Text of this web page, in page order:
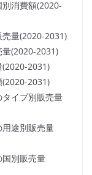
別消費額(2020-
売量(2020-2031)
量(2020-2031)
(2020-2031)
(2020-2031)
タイプ別販売量
用途別販売量
国別販売量